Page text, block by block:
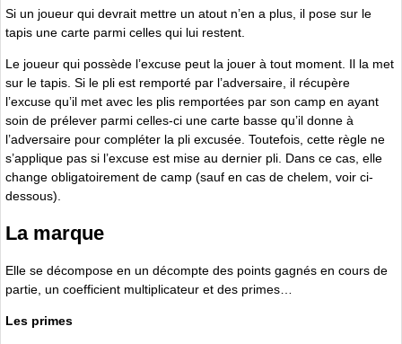
Si un joueur qui devrait mettre un atout n’en a plus, il pose sur le
tapis une carte parmi celles qui lui restent.
Le joueur qui possède l’excuse peut la jouer à tout moment. Il la met
sur le tapis. Si le pli est remporté par l’adversaire, il récupère
l’excuse qu’il met avec les plis remportées par son camp en ayant
soin de prélever parmi celles-ci une carte basse qu’il donne à
l’adversaire pour compléter la pli excusée. Toutefois, cette règle ne
s’applique pas si l’excuse est mise au dernier pli. Dans ce cas, elle
change obligatoirement de camp (sauf en cas de chelem, voir ci-
dessous).
La marque
Elle se décompose en un décompte des points gagnés en cours de
partie, un coefficient multiplicateur et des primes…
Les primes